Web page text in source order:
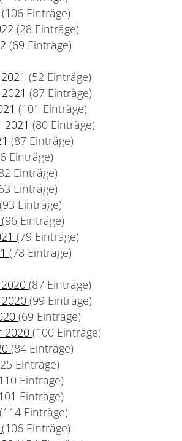
(106 Einträge)
(28 Einträge)
(69 Einträge)
2021(52 Einträge)
2021(87 Einträge)
(101 Einträge)
2021(80 Einträge)
(87 Einträge)
Einträge)
Einträge)
Einträge)
(93 Einträge)
(96 Einträge)
(79 Einträge)
(78 Einträge)
2020(87 Einträge)
2020(99 Einträge)
(69 Einträge)
2020(100 Einträge)
(84 Einträge)
Einträge)
Einträge)
Einträge)
(114 Einträge)
(106 Einträge)